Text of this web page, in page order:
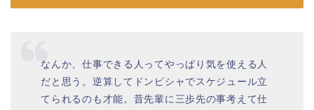
なんか、仕事できる人ってやっぱり気を使える人
だと思う。逆算してドンピシャでスケジュール立
てられるのも才能。昔先輩に三歩先の事考えて仕